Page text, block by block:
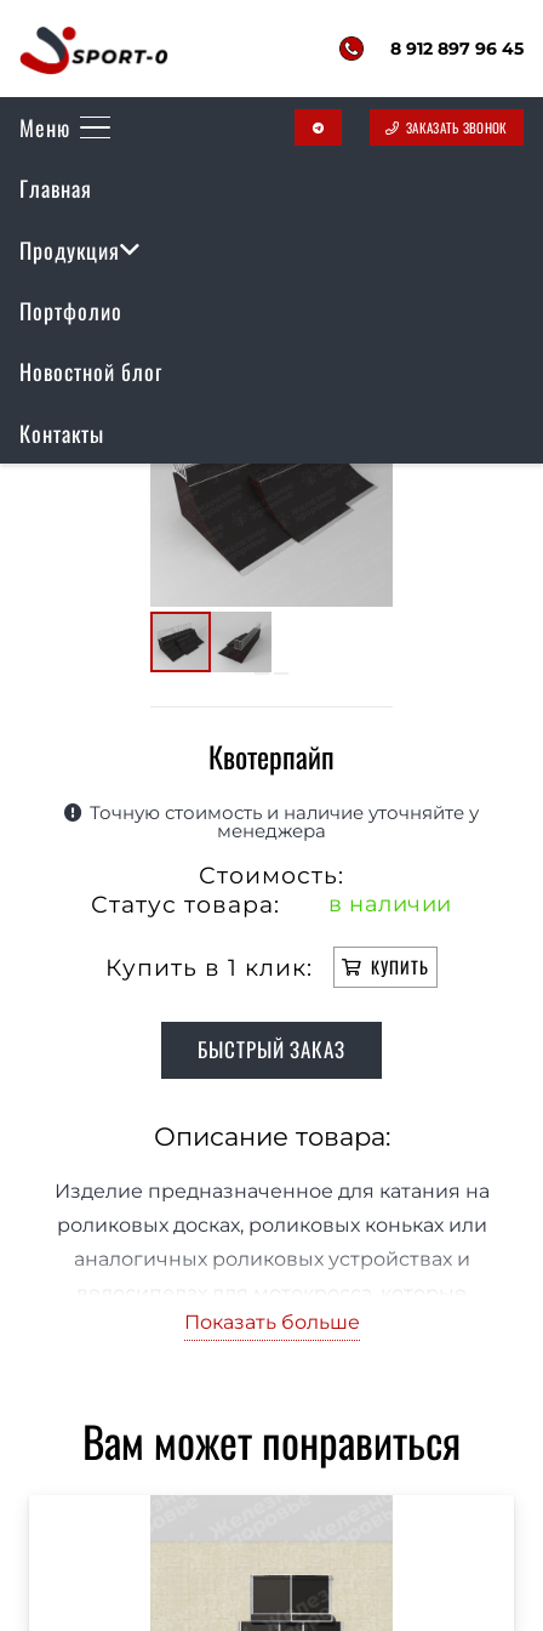
8 912 897 96 45
Меню
Главная
Продукция
Портфолио
Новостной блог
Контакты
telegram ЗАКАЗАТЬ ЗВОНОК
Скейт парки
Квотерпайп
Точную стоимость и наличие уточняйте у
менеджера
Стоимость:
Статус товара:
в наличии
Купить в 1 клик: КУПИТЬ
БЫСТРЫЙ ЗАКАЗ
Описание товара:
Изделие предназначенное для катания на
роликовых досках, роликовых коньках или
аналогичных роликовых устройствах и
пользователи применяют по своему
Описание
аналогичных роликовых устройствах и
велосипедах для мотокросса, которые
Показать больше
Вам может понравиться